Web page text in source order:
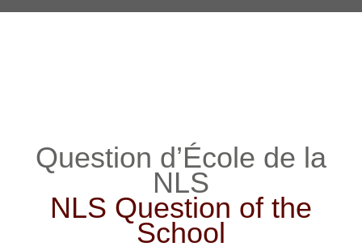
Question d’École de la
NLS
NLS Question of the
School